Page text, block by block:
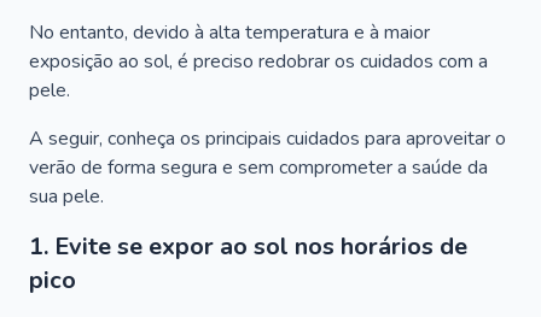
No entanto, devido à alta temperatura e à maior
exposição ao sol, é preciso redobrar os cuidados com a
pele.
A seguir, conheça os principais cuidados para aproveitar o
verão de forma segura e sem comprometer a saúde da
sua pele.
1. Evite se expor ao sol nos horários de
pico